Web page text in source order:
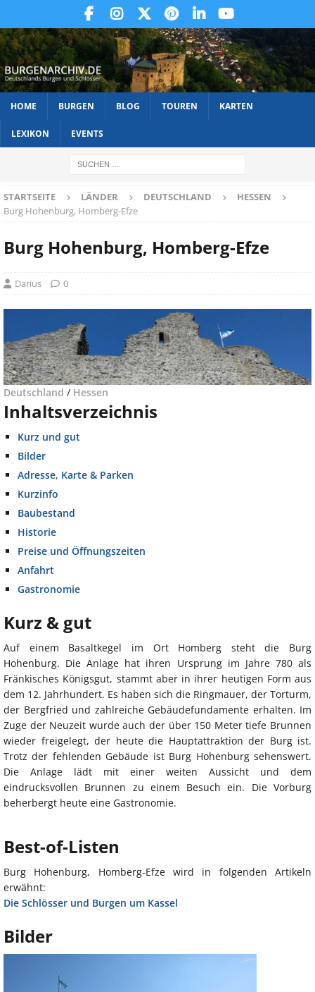
HOME BURGEN BLOG TOUREN KARTEN
LEXIKON EVENTS
STARTSEITE LÄNDER DEUTSCHLAND
HESSEN
Burg Hohenburg, Homberg-Efze
Burg Hohenburg, Homberg-Efze
Darius 0
Deutschland / Hessen
Inhaltsverzeichnis
Kurz und gut
Bilder
Adresse, Karte & Parken
Kurzinfo
Baubestand
Historie
Preise und Öffnungszeiten
Anfahrt
Gastronomie
Kurz & gut
Auf einem Basaltkegel im Ort Homberg steht die Burg
Hohenburg. Die Anlage hat ihren Ursprung im Jahre 780 als
Fränkisches Königsgut, stammt aber in ihrer heutigen Form aus
dem 12. Jahrhundert. Es haben sich die Ringmauer, der Torturm,
der Bergfried und zahlreiche Gebäudefundamente erhalten. Im
Zuge der Neuzeit wurde auch der über 150 Meter tiefe Brunnen
wieder freigelegt, der heute die Hauptattraktion der Burg ist.
Trotz der fehlenden Gebäude ist Burg Hohenburg sehenswert.
Die Anlage lädt mit einer weiten Aussicht und dem
eindrucksvollen Brunnen zu einem Besuch ein. Die Vorburg
beherbergt heute eine Gastronomie.
Best-of-Listen
Burg Hohenburg, Homberg-Efze wird in folgenden Artikeln
erwähnt:
Die Schlösser und Burgen um Kassel
Bilder